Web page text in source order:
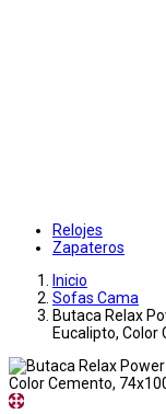
Relojes
Zapateros
Inicio
Sofas Cama
Butaca Relax
Eucalipto,